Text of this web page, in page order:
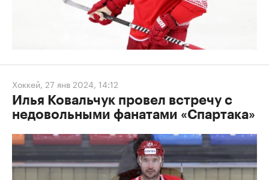
Хоккей, 27 янв 2024, 14:12
Илья Ковальчук провел встречу с
недовольными фанатами «Спартака»